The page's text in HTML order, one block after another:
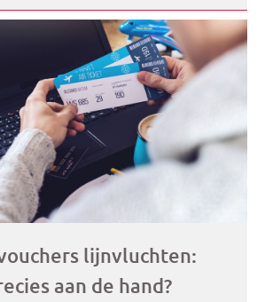
lijnvluchten:
aan de hand?